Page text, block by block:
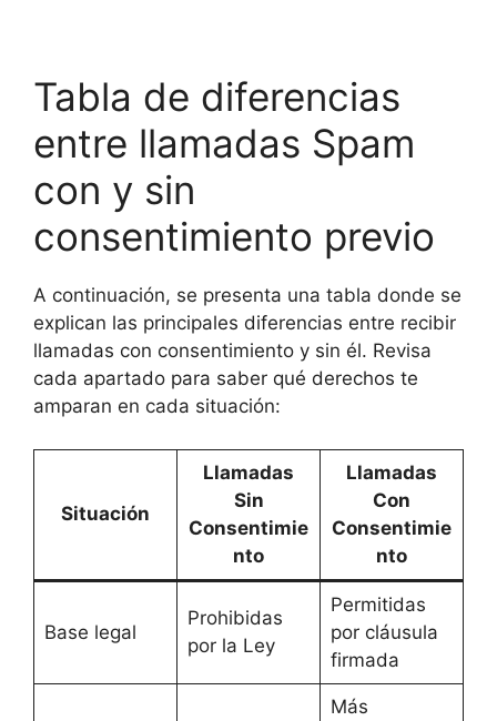
Tabla de diferencias
entre llamadas Spam
con y sin
consentimiento previo
A continuación, se presenta una tabla donde se
explican las principales diferencias entre recibir
llamadas con consentimiento y sin él. Revisa
cada apartado para saber qué derechos te
amparan en cada situación:
Situación
Llamadas
Sin
Consentimie
nto
Llamadas
Con
Consentimie
nto
Base legal
Prohibidas
por la Ley
Permitidas
por cláusula
firmada
Más